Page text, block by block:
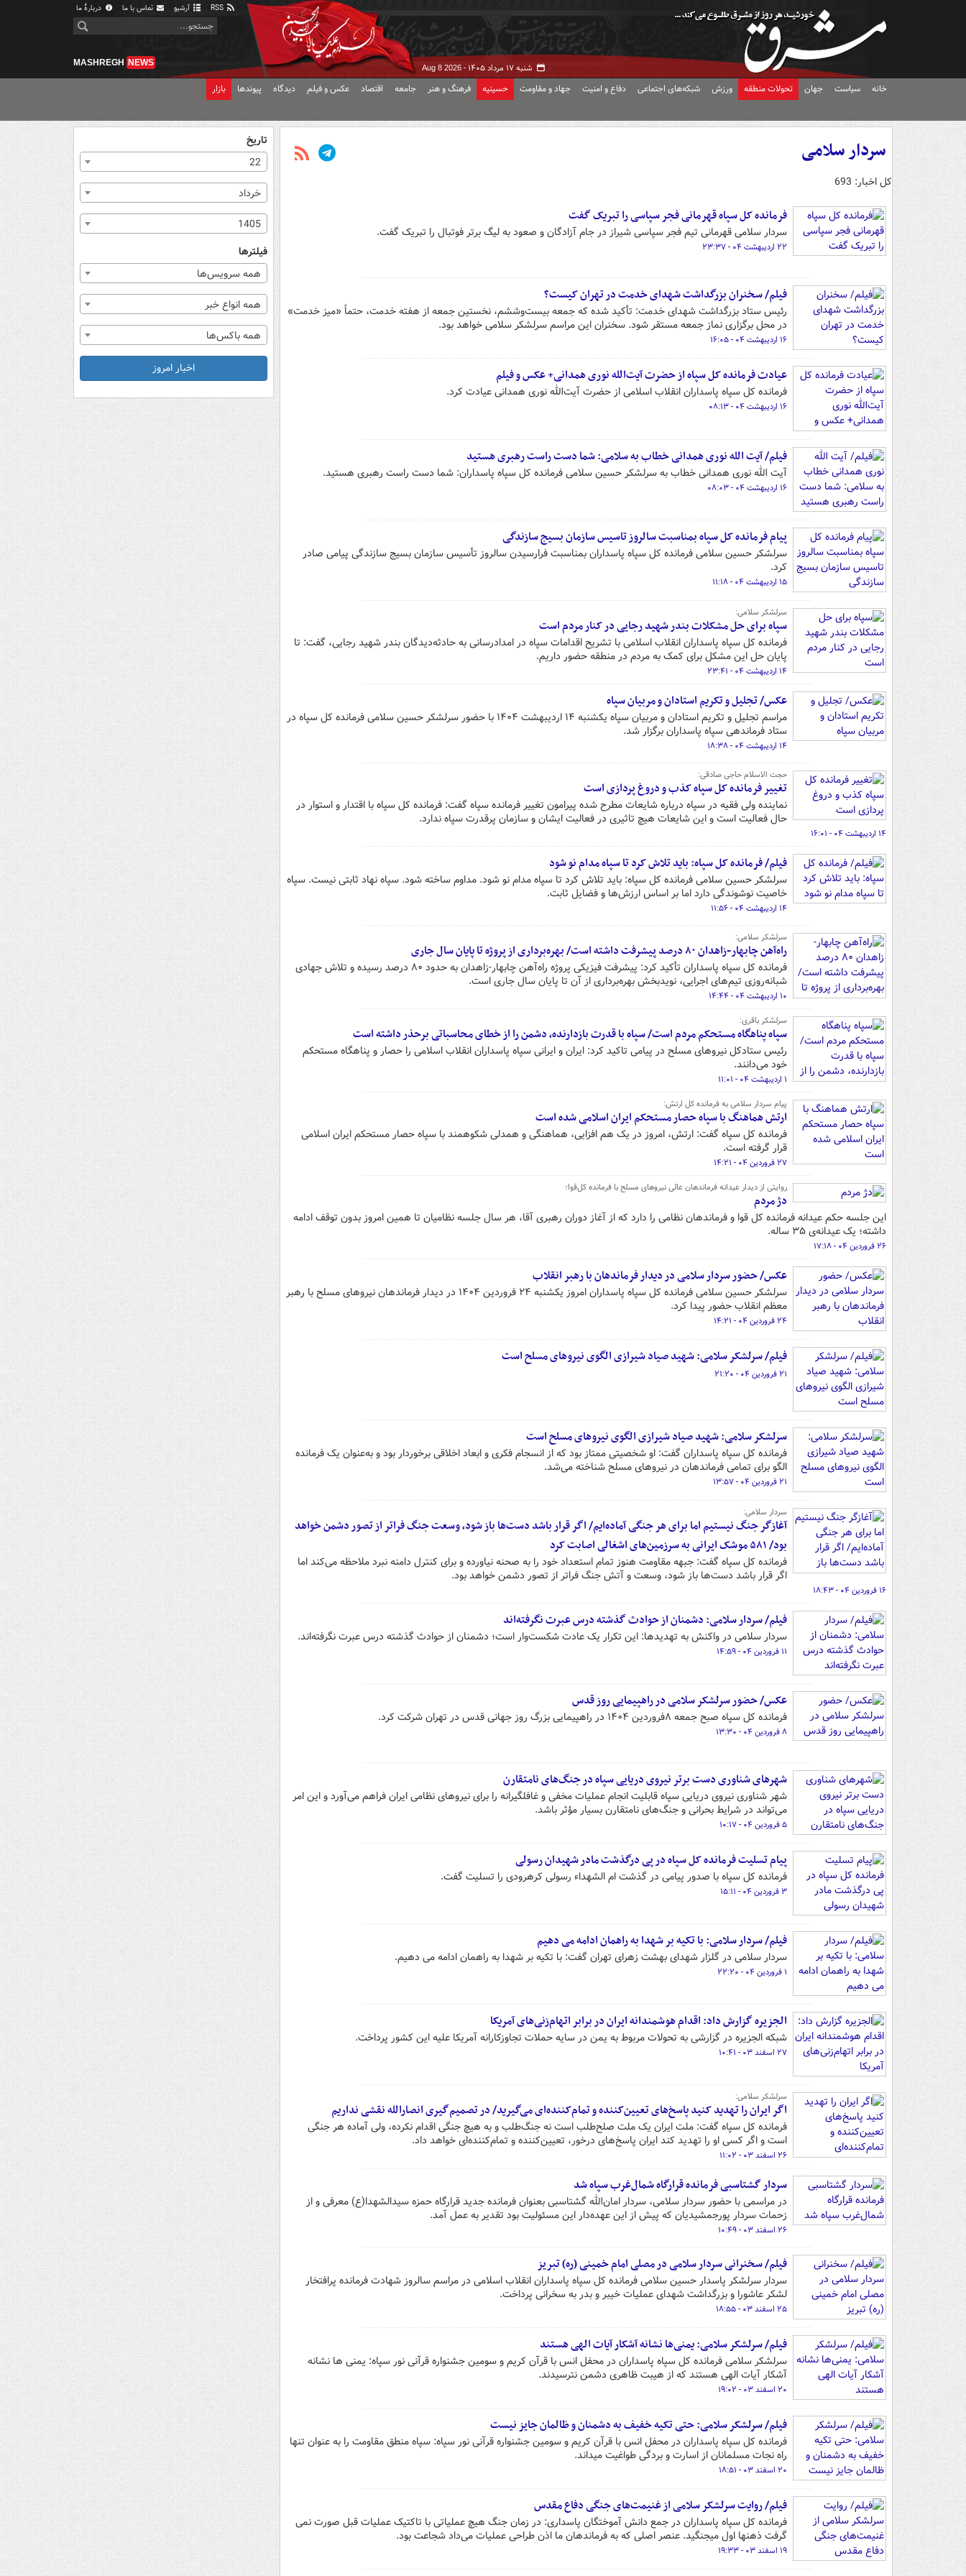
آرشیو تماس با ما دربارهٔ ما
شنبه ۱۷ مرداد ۱۴۰۵ - Aug 8 2026
MASHREGH NEWS
خانه سیاست جهان تحولات منطقه ورزش شبکه‌های اجتماعی دفاع و امنیت جهاد و مقاومت حسینیه فرهنگ و هنر جامعه اقتصاد عکس و فیلم دیدگاه پیوندها بازار
سردار سلامی
کل اخبار: 693
فرمانده کل سپاه قهرمانی فجر سپاسی را تبریک گفت
سردار سلامی قهرمانی تیم فجر سپاسی شیراز در جام آزادگان و صعود به لیگ برتر فوتبال را تبریک گفت.
۲۲ اردیبهشت ۰۴ - ۲۳:۳۷
فیلم/ سخنران بزرگداشت شهدای خدمت در تهران کیست؟
رئیس ستاد بزرگداشت شهدای خدمت: تأکید شده که جمعه بیست‌وششم، نخستین جمعه از هفته خدمت، حتماً «میز خدمت»
در محل برگزاری نماز جمعه مستقر شود. سخنران این مراسم سرلشکر سلامی خواهد بود.
۱۶ اردیبهشت ۰۴ - ۱۶:۰۵
عیادت فرمانده کل سپاه از حضرت آیت‌الله نوری همدانی+ عکس و فیلم
فرمانده کل سپاه پاسداران انقلاب اسلامی از حضرت آیت‌الله نوری همدانی عیادت کرد.
۱۶ اردیبهشت ۰۴ - ۰۸:۱۳
فیلم/ آیت الله نوری همدانی خطاب به سلامی: شما دست راست رهبری هستید
آیت الله نوری همدانی خطاب به سرلشکر حسین سلامی فرمانده کل سپاه پاسداران: شما دست راست رهبری هستید.
۱۶ اردیبهشت ۰۴ - ۰۸:۰۳
پیام فرمانده کل سپاه بمناسبت سالروز تاسیس سازمان بسیج سازندگی
سرلشکر حسین سلامی فرمانده کل سپاه پاسداران بمناسبت فرارسیدن سالروز تأسیس سازمان بسیج سازندگی پیامی صادر
کرد.
۱۵ اردیبهشت ۰۴ - ۱۱:۱۸
سرلشکر سلامی:
سپاه برای حل مشکلات بندر شهید رجایی در کنار مردم است
فرمانده کل سپاه پاسداران انقلاب اسلامی با تشریح اقدامات سپاه در امدادرسانی به حادثه‌دیدگان بندر شهید رجایی، گفت: تا
پایان حل این مشکل برای کمک به مردم در منطقه حضور داریم.
۱۴ اردیبهشت ۰۴ - ۲۳:۴۱
عکس/ تجلیل و تکریم استادان و مربیان سپاه
مراسم تجلیل و تکریم استادان و مربیان سپاه یکشنبه ۱۴ اردیبهشت ۱۴۰۴ با حضور سرلشکر حسین سلامی فرمانده کل سپاه در
ستاد فرماندهی سپاه پاسداران برگزار شد.
۱۴ اردیبهشت ۰۴ - ۱۸:۳۸
حجت الاسلام حاجی صادقی:
تغییر فرمانده کل سپاه کذب و دروغ پردازی است
نماینده ولی فقیه در سپاه درباره شایعات مطرح شده پیرامون تغییر فرمانده سپاه گفت: فرمانده کل سپاه با اقتدار و استوار در
حال فعالیت است و این شایعات هیچ تاثیری در فعالیت ایشان و سازمان پرقدرت سپاه ندارد.
۱۴ اردیبهشت ۰۴ - ۱۶:۰۱
فیلم/ فرمانده کل سپاه: باید تلاش کرد تا سپاه مدام نو شود
سرلشکر حسین سلامی فرمانده کل سپاه: باید تلاش کرد تا سپاه مدام نو شود. مداوم ساخته شود. سپاه نهاد ثابتی نیست. سپاه
خاصیت نوشوندگی دارد اما بر اساس ارزش‌ها و فضایل ثابت.
۱۴ اردیبهشت ۰۴ - ۱۱:۵۶
سرلشکر سلامی:
راه‌آهن چابهار-زاهدان ۸۰ درصد پیشرفت داشته است/ بهره‌برداری از پروژه تا پایان سال جاری
فرمانده کل سپاه پاسداران تأکید کرد: پیشرفت فیزیکی پروژه راه‌آهن چابهار-زاهدان به حدود ۸۰ درصد رسیده و تلاش جهادی
شبانه‌روزی تیم‌های اجرایی، نویدبخش بهره‌برداری از آن تا پایان سال جاری است.
۱۰ اردیبهشت ۰۴ - ۱۴:۴۴
سرلشکر باقری:
سپاه پناهگاه مستحکم مردم است/ سپاه با قدرت بازدارنده، دشمن را از خطای محاسباتی برحذر داشته است
رئیس ستادکل نیروهای مسلح در پیامی تاکید کرد: ایران و ایرانی سپاه پاسداران انقلاب اسلامی را حصار و پناهگاه مستحکم
خود می‌دانند.
۱ اردیبهشت ۰۴ - ۱۱:۰۱
پیام سردار سلامی به فرمانده کل ارتش:
ارتش هماهنگ با سپاه حصار مستحکم ایران اسلامی شده است
فرمانده کل سپاه گفت: ارتش، امروز در یک هم افزایی، هماهنگی و همدلی شکوهمند با سپاه حصار مستحکم ایران اسلامی
قرار گرفته است.
۲۷ فروردین ۰۴ - ۱۴:۲۱
روایتی از دیدار عیدانه فرماندهان عالی نیروهای مسلح با فرمانده کل‌قوا؛
دژ مردم
این جلسه حکم عیدانه فرمانده کل قوا و فرماندهان نظامی را دارد که از آغاز دوران رهبری آقا، هر سال جلسه نظامیان تا همین امروز بدون توقف ادامه
داشته؛ یک عیدانه‌ی ۳۵ ساله.
۲۶ فروردین ۰۴ - ۱۷:۱۸
عکس/ حضور سردار سلامی در دیدار فرماندهان با رهبر انقلاب
سرلشکر حسین سلامی فرمانده کل سپاه پاسداران امروز یکشنبه ۲۴ فروردین ۱۴۰۴ در دیدار فرماندهان نیروهای مسلح با رهبر
معظم انقلاب حضور پیدا کرد.
۲۴ فروردین ۰۴ - ۱۴:۲۱
فیلم/ سرلشکر سلامی: شهید صیاد شیرازی الگوی نیروهای مسلح است
۲۱ فروردین ۰۴ - ۲۱:۲۰
سرلشکر سلامی: شهید صیاد شیرازی الگوی نیروهای مسلح است
فرمانده کل سپاه پاسداران گفت: او شخصیتی ممتاز بود که از انسجام فکری و ابعاد اخلاقی برخوردار بود و به‌عنوان یک فرمانده
الگو برای تمامی فرماندهان در نیروهای مسلح شناخته می‌شد.
۲۱ فروردین ۰۴ - ۱۳:۵۷
سردار سلامی:
آغازگر جنگ نیستیم اما برای هر جنگی آماده‌ایم/ اگر قرار باشد دست‌ها باز شود، وسعت جنگ فراتر از تصور دشمن خواهد
بود/ ۵۸۱ موشک ایرانی به سرزمین‌های اشغالی اصابت کرد
فرمانده کل سپاه گفت: جبهه مقاومت هنوز تمام استعداد خود را به صحنه نیاورده و برای کنترل دامنه نبرد ملاحظه می‌کند اما
اگر قرار باشد دست‌ها باز شود، وسعت و آتش جنگ فراتر از تصور دشمن خواهد بود.
۱۶ فروردین ۰۴ - ۱۸:۴۳
فیلم/ سردار سلامی: دشمنان از حوادث گذشته درس عبرت نگرفته‌اند
سردار سلامی در واکنش به تهدیدها: این تکرار یک عادت شکست‌وار است؛ دشمنان از حوادث گذشته درس عبرت نگرفته‌اند.
۱۱ فروردین ۰۴ - ۱۴:۵۹
عکس/ حضور سرلشکر سلامی در راهپیمایی روز قدس
فرمانده کل سپاه صبح جمعه ۸فروردین ۱۴۰۴ در راهپیمایی بزرگ روز جهانی قدس در تهران شرکت کرد.
۸ فروردین ۰۴ - ۱۳:۳۰
شهرهای شناوری دست برتر نیروی دریایی سپاه در جنگ‌های نامتقارن
شهر شناوری نیروی دریایی سپاه قابلیت انجام عملیات مخفی و غافلگیرانه را برای نیروهای نظامی ایران فراهم می‌آورد و این امر
می‌تواند در شرایط بحرانی و جنگ‌های نامتقارن بسیار مؤثر باشد.
۵ فروردین ۰۴ - ۱۰:۱۷
پیام تسلیت فرمانده کل سپاه در پی درگذشت مادر شهیدان رسولی
فرمانده کل سپاه با صدور پیامی در گذشت ام الشهداء رسولی کرهرودی را تسلیت گفت.
۳ فروردین ۰۴ - ۱۵:۱۱
فیلم/ سردار سلامی: با تکیه بر شهدا به راهمان ادامه می دهیم
سردار سلامی در گلزار شهدای بهشت زهرای تهران گفت: با تکیه بر شهدا به راهمان ادامه می دهیم.
۱ فروردین ۰۴ - ۲۲:۲۰
الجزیره گزارش داد: اقدام هوشمندانه ایران در برابر اتهام‌زنی‌های آمریکا
شبکه الجزیره در گزارشی به تحولات مربوط به یمن در سایه حملات تجاوزکارانه آمریکا علیه این کشور پرداخت.
۲۷ اسفند ۰۳ - ۱۰:۴۱
سرلشکر سلامی:
اگر ایران را تهدید کنید پاسخ‌های تعیین‌کننده و تمام‌کننده‌ای می‌گیرید/ در تصمیم‌گیری انصارالله نقشی نداریم
فرمانده کل سپاه گفت: ملت ایران یک ملت صلح‌طلب است نه جنگ‌طلب و به هیچ جنگی اقدام نکرده، ولی آماده هر جنگی
است و اگر کسی او را تهدید کند ایران پاسخ‌های درخور، تعیین‌کننده و تمام‌کننده‌ای خواهد داد.
۲۶ اسفند ۰۳ - ۱۱:۰۲
سردار گشتاسبی فرمانده قرارگاه شمال‌غرب سپاه شد
در مراسمی با حضور سردار سلامی، سردار امان‌الله گشتاسبی بعنوان فرمانده جدید قرارگاه حمزه سیدالشهدا(ع) معرفی و از
زحمات سردار پورجمشیدیان که پیش از این عهده‌دار این مسئولیت بود تقدیر به عمل آمد.
۲۶ اسفند ۰۳ - ۱۰:۴۹
فیلم/ سخنرانی سردار سلامی در مصلی امام خمینی (ره) تبریز
سردار سرلشکر پاسدار حسین سلامی فرمانده کل سپاه پاسداران انقلاب اسلامی در مراسم سالروز شهادت فرمانده پرافتخار
لشکر عاشورا و بزرگداشت شهدای عملیات خیبر و بدر به سخرانی پرداخت.
۲۵ اسفند ۰۳ - ۱۸:۵۵
فیلم/ سرلشکر سلامی: یمنی‌ها نشانه آشکار آیات الهی هستند
سرلشکر سلامی فرمانده کل سپاه پاسداران در محفل انس با قرآن کریم و سومین جشنواره قرآنی نور سپاه: یمنی ها نشانه
آشکار آیات الهی هستند که از هیبت ظاهری دشمن نترسیدند.
۲۰ اسفند ۰۳ - ۱۹:۰۲
فیلم/ سرلشکر سلامی: حتی تکیه خفیف به دشمنان و ظالمان جایز نیست
فرمانده کل سپاه پاسداران در محفل انس با قرآن کریم و سومین جشنواره قرآنی نور سپاه: سپاه منطق مقاومت را به عنوان تنها
راه نجات مسلمانان از اسارت و بردگی طواغیت میداند.
۲۰ اسفند ۰۳ - ۱۸:۵۱
فیلم/ روایت سرلشکر سلامی از غنیمت‌های جنگی دفاع مقدس
فرمانده کل سپاه پاسداران در جمع دانش آموختگان پاسداری: در زمان جنگ هیچ عملیاتی با تاکتیک عملیات قبل صورت نمی
گرفت ذهنها اول میجنگید. عنصر اصلی که به فرماندهان ما اذن طراحی عملیات می‌داد شجاعت بود.
۱۹ اسفند ۰۳ - ۱۹:۳۳
تاریخ
22
خرداد
1405
فیلترها
همه سرویس‌ها
همه انواع خبر
همه باکس‌ها
اخبار امروز